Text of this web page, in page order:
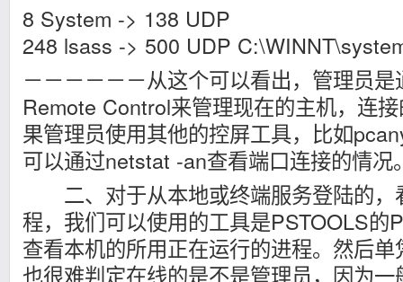
8 System -> 138 UDP
248 lsass -> 500 UDP
－－－－－－从这个可以看出，管理员
Remote Control来管理现在的主机，连
果管理员使用其他的控屏工具，比如
可以通过netstat -an查看端口连接的情况
二、对于从本地或终端服务登陆的，
程，我们可以使用的工具是PSTOOLS的
查看本机的所用正在运行的进程。然后
也很难判定在线的是不是管理员，因为